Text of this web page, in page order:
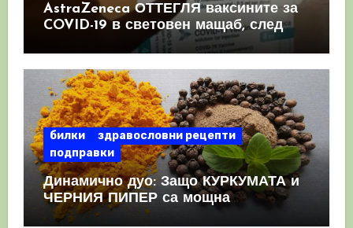
AstraZeneca ОТТЕГЛЯ ваксините за
COVID-19 в световен мащаб, след
като призна, че те причиняват
билки
здравословни рецепти
подправки
Динамично дуо: Защо КУРКУМАТА и
ЧЕРНИЯ ПИПЕР са мощна
комбинация